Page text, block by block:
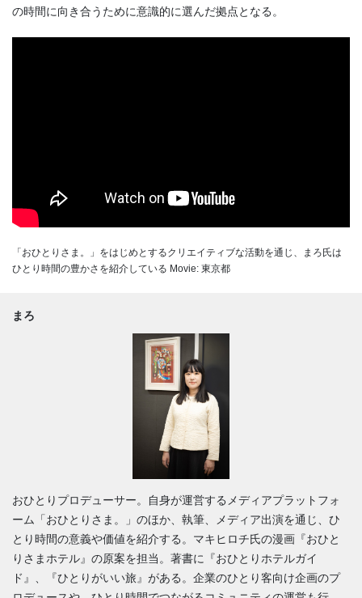
の時間に向き合うために意識的に選んだ拠点となる。
「おひとりさま。」をはじめとするクリエイティブな活動を通じ、まろ氏は
ひとり時間の豊かさを紹介している Movie: 東京都
まろ
おひとりプロデューサー。自身が運営するメディアプラットフォ
ーム「おひとりさま。」のほか、執筆、メディア出演を通じ、ひ
とり時間の意義や価値を紹介する。マキヒロチ氏の漫画『おひと
りさまホテル』の原案を担当。著書に『おひとりホテルガイ
ド』、『ひとりがいい旅』がある。企業のひとり客向け企画のプ